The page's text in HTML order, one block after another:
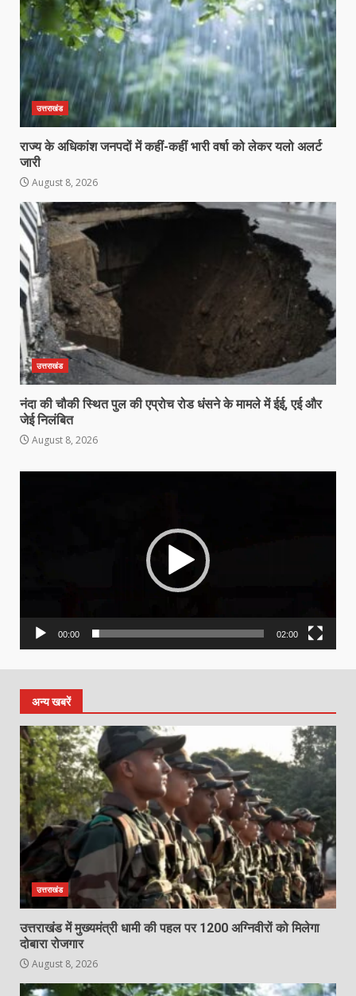
उत्तराखंड
राज्य के अधिकांश जनपदों में कहीं-कहीं भारी वर्षा को लेकर यलो अलर्ट
जारी
August 8, 2026
उत्तराखंड
नंदा की चौकी स्थित पुल की एप्रोच रोड धंसने के मामले में ईई, एई और
जेई निलंबित
August 8, 2026
00:00 02:00
अन्य खबरें
उत्तराखंड
उत्तराखंड में मुख्यमंत्री धामी की पहल पर 1200 अग्निवीरों को मिलेगा
दोबारा रोजगार
August 8, 2026